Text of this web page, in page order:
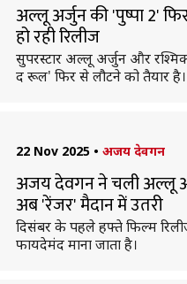
अल्लू अर्जुन की 'पुष्पा 2'
हो रही रिलीज
सुपरस्टार अल्लू अर्जुन और
द रूल' फिर से लौटने को तैयार है।
22 Nov 2025 • अजय देवगन
अजय देवगन ने चली अल्लू
अब 'रेंजर' मैदान में उतरी
दिसंबर के पहले हफ्ते फिल्म
फायदेमंद माना जाता है।